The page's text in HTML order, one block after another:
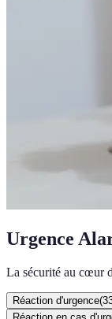
Urgence
La sécurité au cœur
Réaction d'urgence(